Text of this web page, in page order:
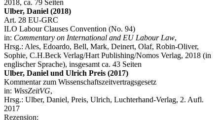
2018, ca. 79 Seiten
Ulber, Daniel (2018)
Art. 28 EU-GRC
ILO Labour Clauses Convention (No. 94)
in: Commentary on International and EU Labour Law,
Hrsg.: Ales, Edoardo, Bell, Mark, Deinert, Olaf, Robin-Oliver,
Sophie, C.H.Beck Verlag/Hart Publishing/Nomos Verlag, 2018 (in
englischer Sprache), insgesamt ca. 43 Seiten
Ulber, Daniel und Ulrich Preis (2017)
Kommentar zum Wissenschaftszeitvertragsgesetz
in: WissZeitVG,
Hrsg.: Ulber, Daniel, Preis, Ulrich, Luchterhand-Verlag, 2. Aufl.
2017
Rezension: